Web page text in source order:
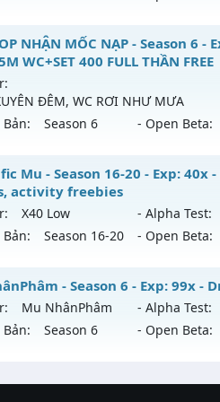
loại: Mu Nguyên bản Webzen
ICMPROTECT ✅ 🔴 ✨ ⚡️
VÔ SONG⚔️ - SS6 EP3 GIẢI
mới ra tháng 08 2026 - Mở
500x - Drop: 50%
loại: Mu Nguyên bản Webzen
MU8X
NHẬN MỐC NẠP - Season 6 -
WC+SET 400 FULL THẦN FREE
ĐÊM, WC RƠI NHƯ MƯA
Season 6 - Open Beta:
NHẬN MỐC NẠP - TẶNG 5M
ra tháng 07 2026 - Mở máy chủ
07/2626
Reset In Game
Mu Nguyên bản Webzen
Mu - Season 16-20 - Exp: 40x
activity freebies
X40 Low - Alpha Test:
Season 16-20 - Open Beta:
Mu - Starter events,
ra tháng 08 2026 - Mở máy
reset: Reset In Game
- Season 6 - Exp: 99x -
Mu NhânPhâm - Alpha Test:
Season 6 - Open Beta:
- Mu 6.0 Clasic